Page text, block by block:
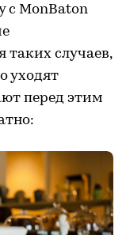
с MonBaton
таких случаев,
уходят
перед этим